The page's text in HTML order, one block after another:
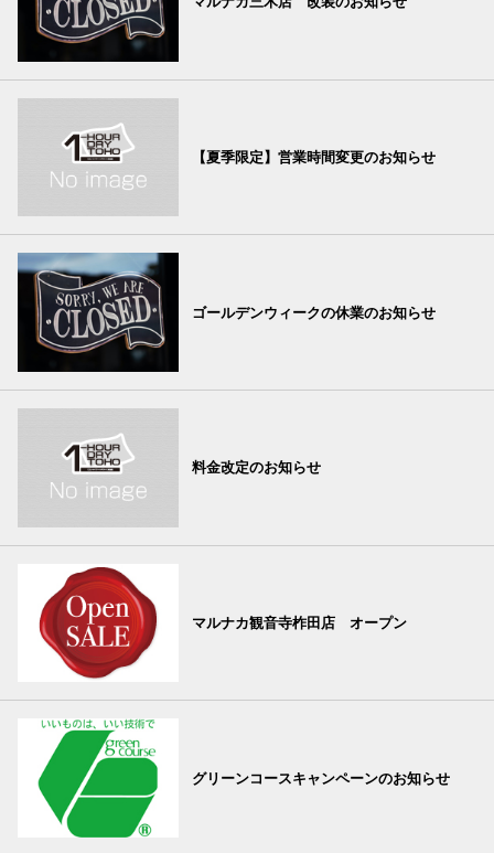
【夏季限定】営業時間変更のお知らせ
ゴールデンウィークの休業のお知らせ
料金改定のお知らせ
マルナカ観音寺柞田店 オープン
グリーンコースキャンペーンのお知らせ